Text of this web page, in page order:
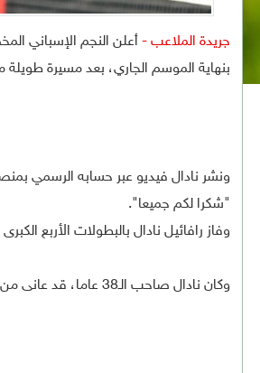
جريدة الملاعب - أعلن النجم الإسباني
بنهاية الموسم الجاري، بعد مسيرة طويلة
ونشر نادال فيديو عبر حسابه الرسمي
"شكرا لكم جميعا".
وفاز رافائيل نادال بالبطولات الأربع الكبرى (جراند سلام)
وكان نادال صاحب الـ38 عاما، قد عانى من إصابات عديدة بشكل متكرر خلال الفترة الأخيرة.